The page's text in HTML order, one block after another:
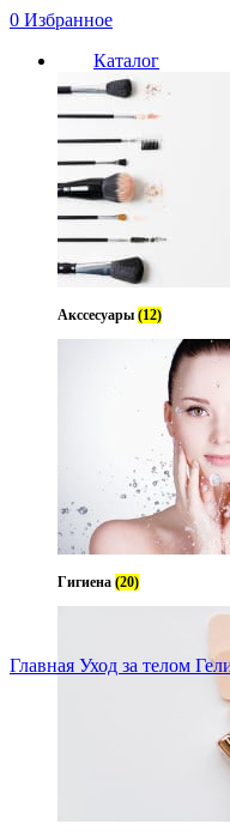
0 Избранное
Каталог
Акссесуары (12)
Гигиена (20)
Главная Уход за телом